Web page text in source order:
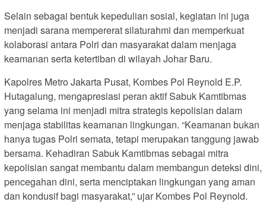
Selain sebagai bentuk kepedulian sosial, kegiatan ini juga
menjadi sarana mempererat silaturahmi dan memperkuat
kolaborasi antara Polri dan masyarakat dalam menjaga
keamanan serta ketertiban di wilayah Johar Baru.
Kapolres Metro Jakarta Pusat, Kombes Pol Reynold E.P.
Hutagalung, mengapresiasi peran aktif Sabuk Kamtibmas
yang selama ini menjadi mitra strategis kepolisian dalam
menjaga stabilitas keamanan lingkungan. “Keamanan bukan
hanya tugas Polri semata, tetapi merupakan tanggung jawab
bersama. Kehadiran Sabuk Kamtibmas sebagai mitra
kepolisian sangat membantu dalam membangun deteksi dini,
pencegahan dini, serta menciptakan lingkungan yang aman
dan kondusif bagi masyarakat,” ujar Kombes Pol Reynold.